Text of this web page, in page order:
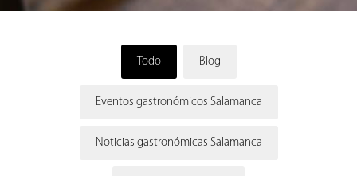
Todo Blog
Eventos gastronómicos Salamanca
Noticias gastronómicas Salamanca